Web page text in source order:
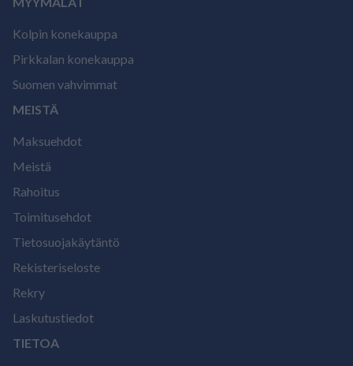
Kolpin konekauppa
Pirkkalan konekauppa
Suomen vahvimmat
MEISTÄ
Maksuehdot
Meistä
Rahoitus
Toimitusehdot
Tietosuojakäytäntö
Rekisteriseloste
Rekry
Laskutustiedot
TIETOA